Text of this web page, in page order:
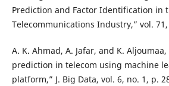
Prediction and Factor Identification in
Telecommunications Industry,” vol. 71,
A. K. Ahmad, A. Jafar, and K.
prediction in telecom using machine
platform,” J. Big Data, vol. 6, no. 1, p.